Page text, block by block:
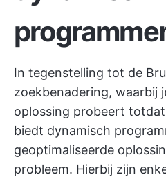
In tegenstelling tot de
zoekbenadering, waarbij
oplossing probeert
biedt dynamisch
geoptimaliseerde
probleem. Hierbij zijn